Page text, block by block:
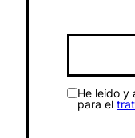
He leído y
para el